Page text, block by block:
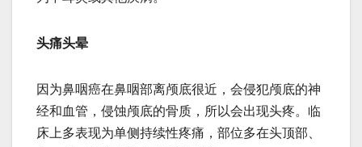
头痛头晕
因为鼻咽癌在鼻咽部离颅底很近，会侵犯颅底的神
经和血管，侵蚀颅底的骨质，所以会出现头疼。临
床上多表现为单侧持续性疼痛，部位多在头顶部、